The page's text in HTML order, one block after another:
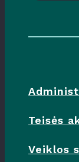
Teisės
Veiklos